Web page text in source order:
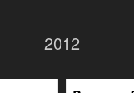
2012